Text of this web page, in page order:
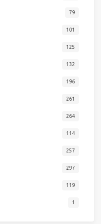
79
101
125
132
196
261
264
114
257
297
119
1